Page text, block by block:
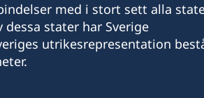
med i stort sett alla
stater har Sverige
utrikesrepresentation